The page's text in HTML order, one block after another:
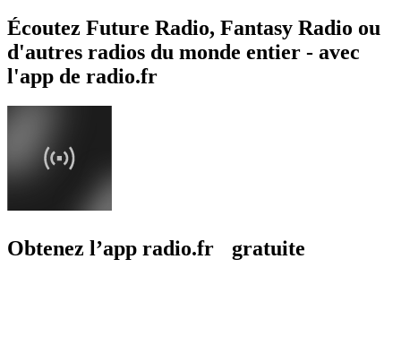
Écoutez Future Radio, Fantasy Radio ou
d'autres radios du monde entier - avec
l'app de radio.fr
Obtenez l’app radio.fr gratuite